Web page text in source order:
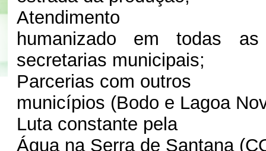
Atendimento
humanizado em todas
secretarias municipais;
Parcerias com outros
municípios (Bodo e Lagoa
Luta constante pela
Água na Serra de Santana